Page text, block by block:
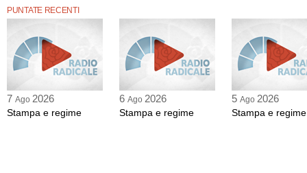
PUNTATE RECENTI
7 Ago 2026
Stampa e regime
6 Ago 2026
Stampa e regime
5 Ago 2026
Stampa e regime